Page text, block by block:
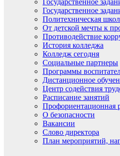
Государственное
Политехническая
От детской мечты к
Противодействие
История колледжа
Колледж сегодня
Социальные партнеры
Программы
Дистанционное
Центр содействия
Расписание занятий
Профориентационная
О безопасности
Вакансии
Слово директора
План мероприятий,